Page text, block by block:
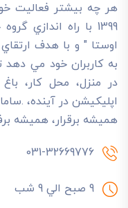
هر چه بيشتر فعاليت
1399 با راه
اوستا " و با هدف
به کاربران خود مي دهد
در منزل، محل کار،
اپليکيشن در آينده،
هميشه برقرار، هميشه
031-32669776
9 صبح الي 9 شب